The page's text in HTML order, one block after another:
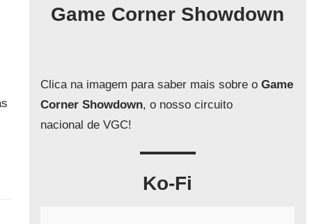
Game Corner Showdown
Clica na imagem para saber mais sobre oGame
Corner Showdown, o nosso circuito
nacional de VGC!
Ko-Fi